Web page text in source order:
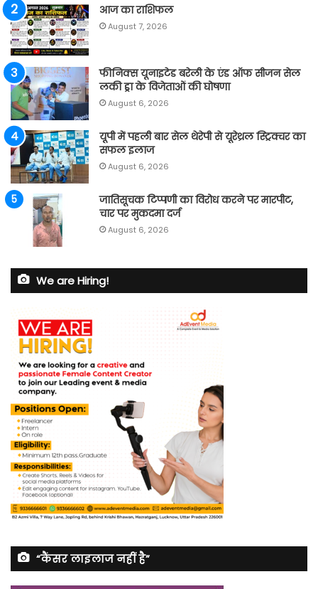
आज का राशिफल
August 7, 2026
फीनिक्स यूनाइटेड बरेली के एंड ऑफ सीजन सेल
लकी ड्रा के विजेताओं की घोषणा
August 6, 2026
यूपी में पहली बार सेल थेरेपी से यूरेथ्रल स्ट्रिक्चर का
सफल इलाज
August 6, 2026
जातिसूचक टिप्पणी का विरोध करने पर मारपीट,
चार पर मुकदमा दर्ज
August 6, 2026
We are Hiring!
“कैंसर लाइलाज नहीं है”